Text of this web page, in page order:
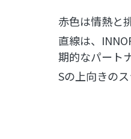
赤色は情熱と
直線は、
期的なパート
Sの上向きの